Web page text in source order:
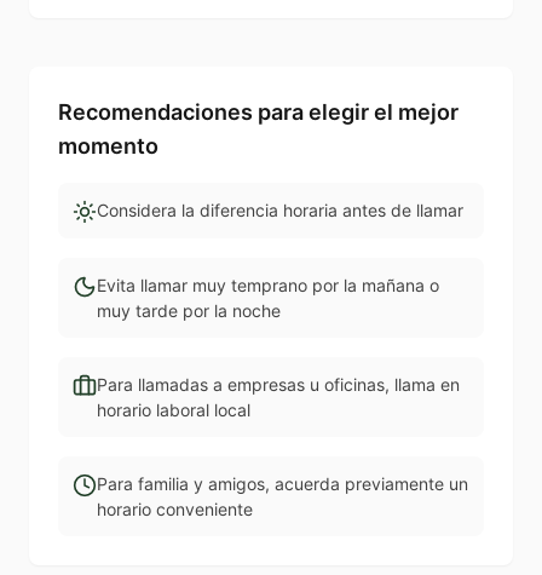
Recomendaciones para elegir el mejor
momento
Considera la diferencia horaria antes de llamar
Evita llamar muy temprano por la mañana o
muy tarde por la noche
Para llamadas a empresas u oficinas, llama en
horario laboral local
Para familia y amigos, acuerda previamente un
horario conveniente